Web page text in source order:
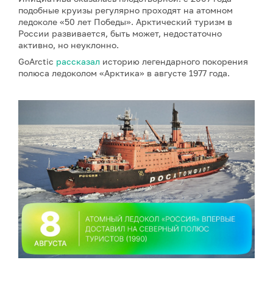
подобные круизы регулярно проходят на атомном
ледоколе «50 лет Победы». Арктический туризм в
России развивается, быть может, недостаточно
активно, но неуклонно.
GoArctic рассказал историю легендарного покорения
полюса ледоколом «Арктика» в августе 1977 года.